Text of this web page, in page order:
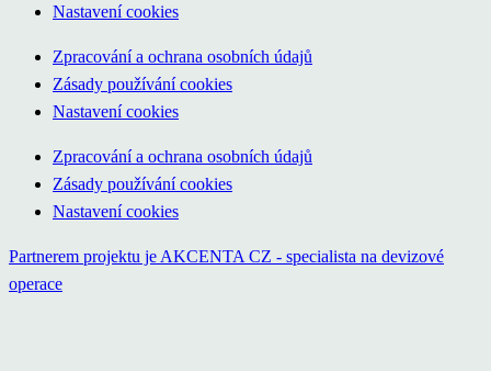
Nastavení cookies
Zpracování a ochrana osobních údajů
Zásady používání cookies
Nastavení cookies
Zpracování a ochrana osobních údajů
Zásady používání cookies
Nastavení cookies
Partnerem projektu je AKCENTA CZ - specialista na devizové
operace